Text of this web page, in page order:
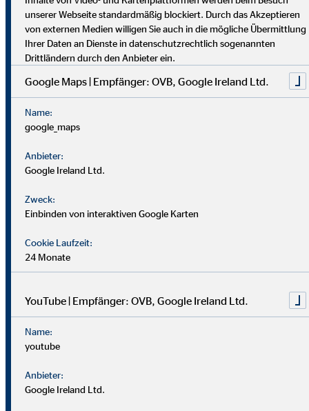
Wissen praktisch an. Nach einer Job-Pause kannst du flexibel
einsteigen, und Finanzprofis finden bei uns neue Chancen.
Bei OVB gibt es keine Grenzen: Unser Karriereplan bietet
unserer Webseite standardmäßig blockiert. Durch das Akzeptieren
von externen Medien willigen Sie auch in die mögliche Übermittlung
Ihrer Daten an Dienste in datenschutzrechtlich sogenannten
Drittländern durch den Anbieter ein.
Google Maps | Empfänger: OVB, Google Ireland Ltd.
Name:
google_maps
Anbieter:
Google Ireland Ltd.
Zweck:
Einbinden von interaktiven Google Karten
Cookie Laufzeit:
24 Monate
YouTube | Empfänger: OVB, Google Ireland Ltd.
Name:
youtube
Anbieter:
Google Ireland Ltd.